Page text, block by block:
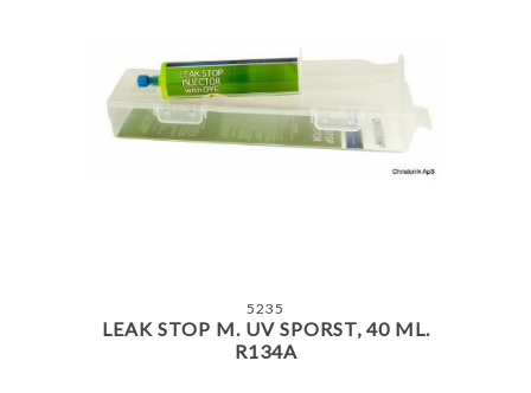
5235
LEAK STOP M. UV SPORST, 40 ML.
R134A